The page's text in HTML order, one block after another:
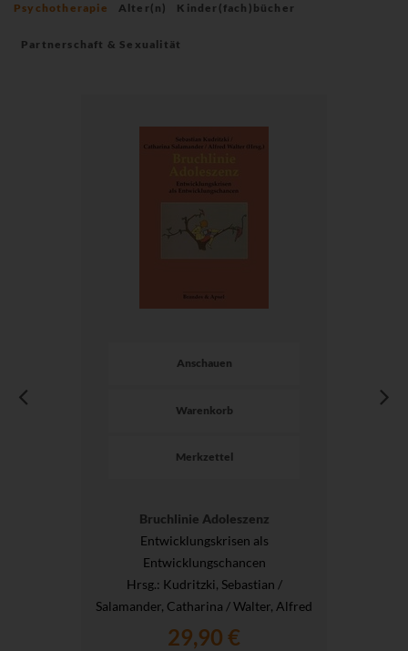
Psychotherapie Alter(n) Kinder(fach)bücher
Partnerschaft & Sexualität
Anschauen
Warenkorb
Merkzettel
Bruchlinie Adoleszenz
Entwicklungskrisen als
Entwicklungschancen
Hrsg.: Kudritzki, Sebastian /
Salamander, Catharina / Walter, Alfred
29,90 €